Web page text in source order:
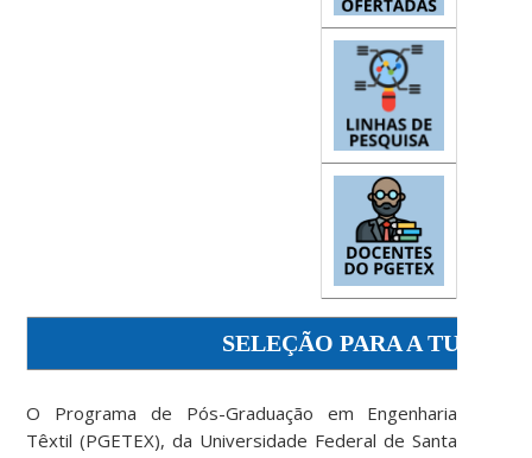
SELEÇÃO PARA A TURMA
O Programa de Pós-Graduação em Engenharia
Têxtil (PGETEX), da Universidade Federal de Santa